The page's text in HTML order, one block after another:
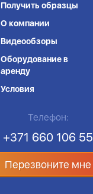
Получить образцы
О компании
Видеообзоры
Оборудование в
аренду
Условия
Телефон:
+371 660 106 55
Перезвоните мне